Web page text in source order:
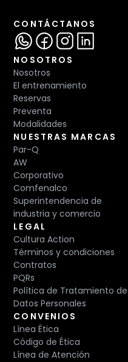
CONTÁCTANOS
NOSOTROS
Nosotros
El entrenamiento
Reservas
Preventa
Modalidades
NUESTRAS MARCAS
Par-Q
AW
Corporativo
Comfenalco
Superintendencia de
industria y comercio
LEGAL
Cultura Action
Términos y condiciones
Contratos
PQRs
Política de Tratamiento de
Datos Personales
CONVENIOS
Línea Ética
Código de Ética
Línea de Atención